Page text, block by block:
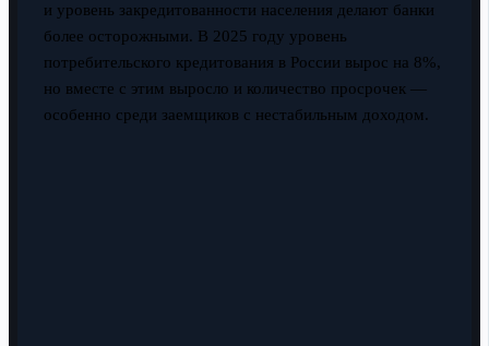
и уровень закредитованности населения делают банки
более осторожными. В 2025 году уровень
потребительского кредитования в России вырос на 8%,
но вместе с этим выросло и количество просрочек —
особенно среди заемщиков с нестабильным доходом.